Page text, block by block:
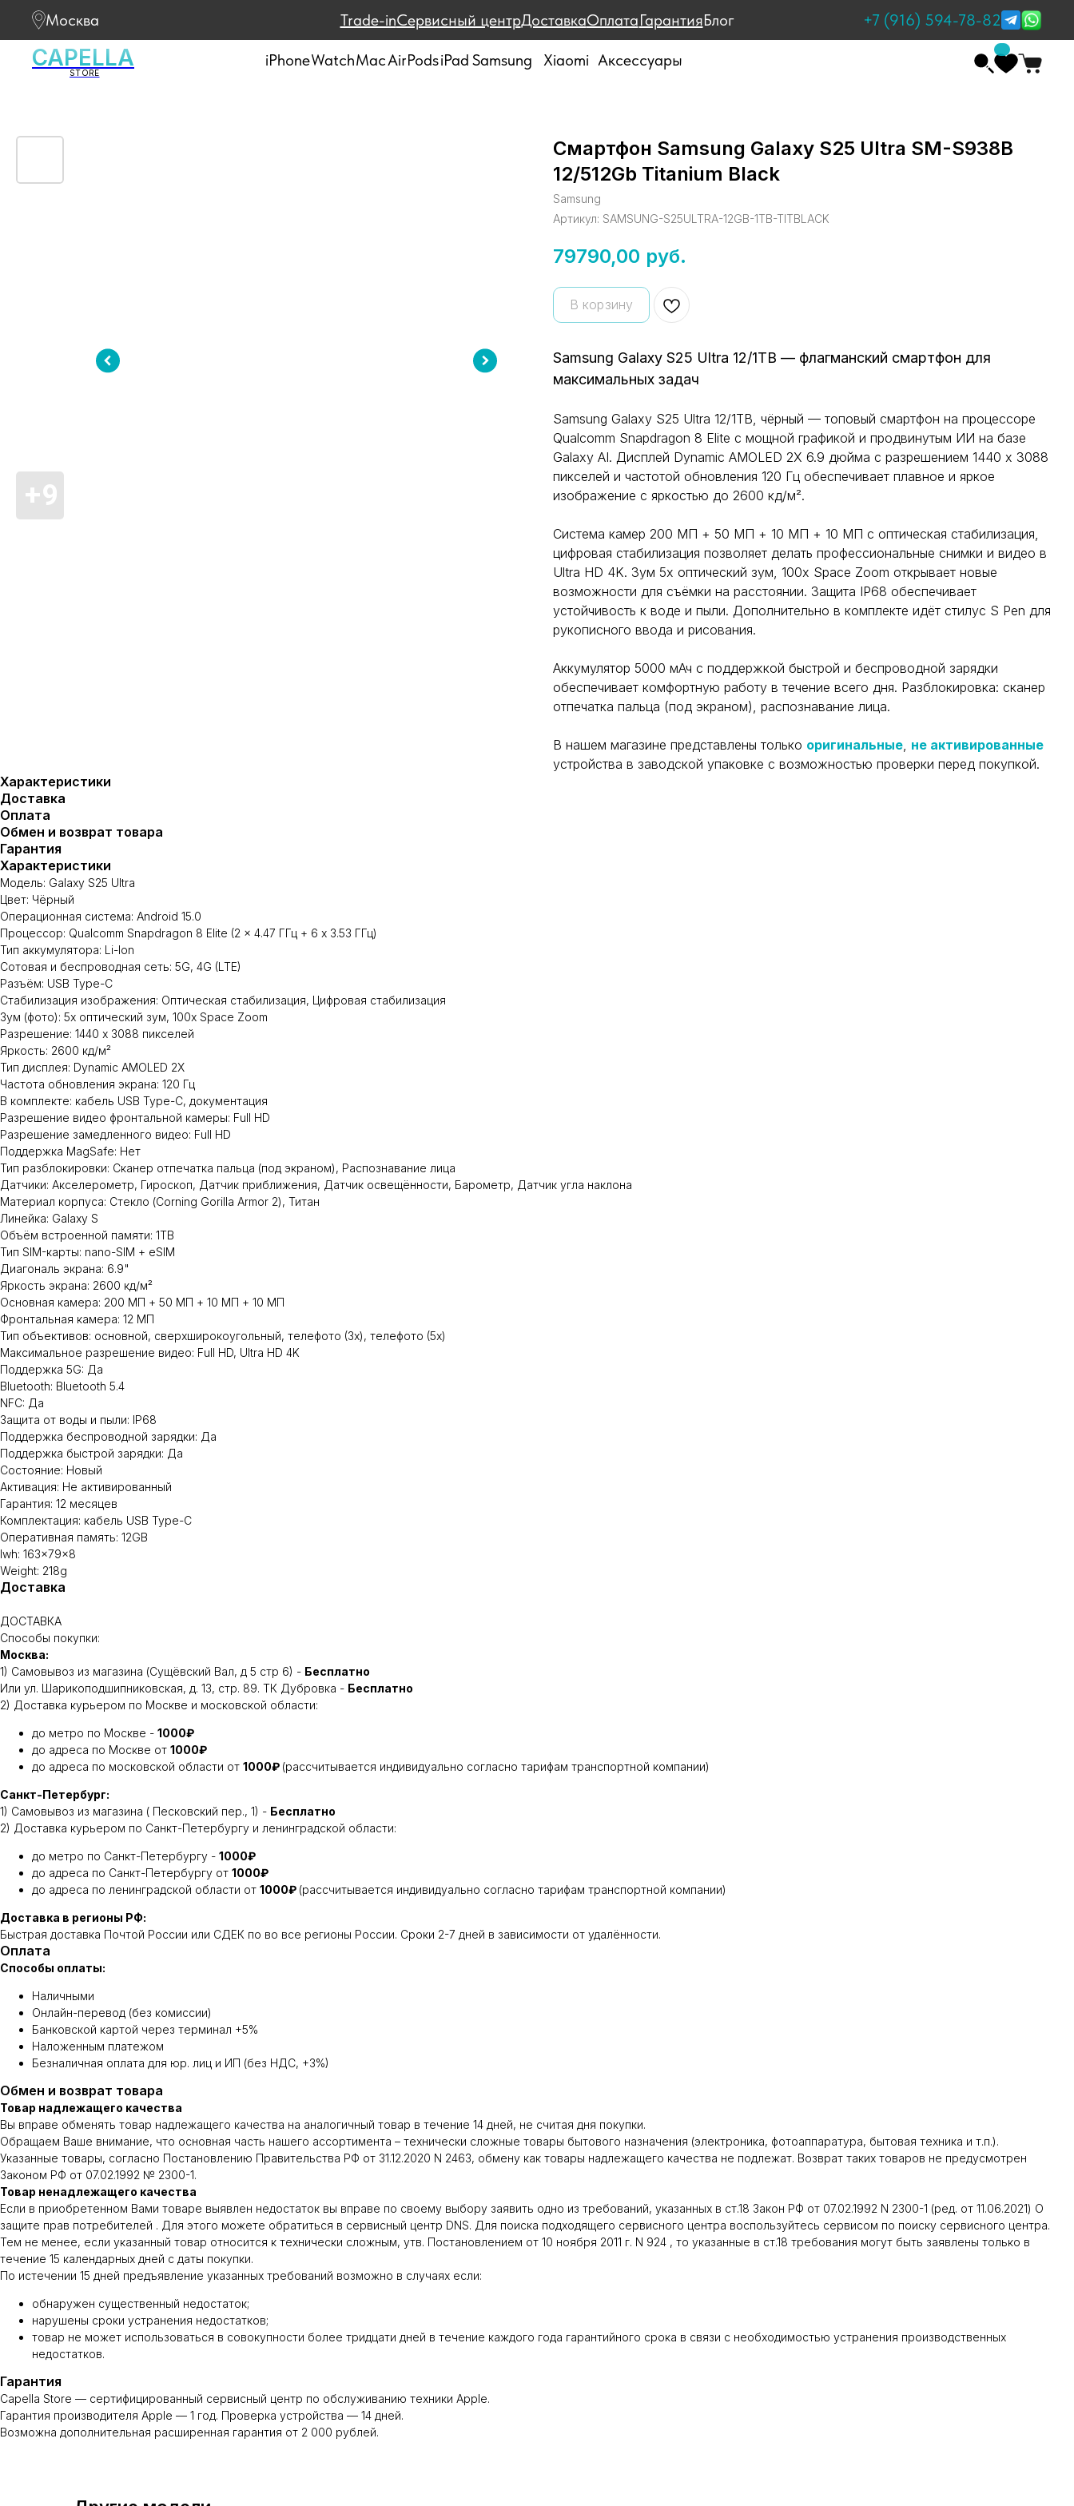
Москва Trade-inСервисный центрДоставкаОплатаГарантияБлог +7 (916) 594-78-82
CAPELLA
STORE
iPhoneWatchMacAirPodsiPad Samsung Xiaomi Аксессуары
Смартфон Samsung Galaxy S25 Ultra SM-S938B
12/512Gb Titanium Black
Samsung
Артикул: SAMSUNG-S25ULTRA-12GB-1TB-TITBLACK
79790,00 руб.
В корзину
Samsung Galaxy S25 Ultra 12/1TB — флагманский смартфон для
максимальных задач
Samsung Galaxy S25 Ultra 12/1TB, чёрный — топовый смартфон на процессоре
Qualcomm Snapdragon 8 Elite с мощной графикой и продвинутым ИИ на базе
Galaxy AI. Дисплей Dynamic AMOLED 2X 6.9 дюйма с разрешением 1440 x 3088
пикселей и частотой обновления 120 Гц обеспечивает плавное и яркое
изображение с яркостью до 2600 кд/м².
Система камер 200 МП + 50 МП + 10 МП + 10 МП с оптическая стабилизация,
цифровая стабилизация позволяет делать профессиональные снимки и видео в
Ultra HD 4K. Зум 5x оптический зум, 100x Space Zoom открывает новые
возможности для съёмки на расстоянии. Защита IP68 обеспечивает
устойчивость к воде и пыли. Дополнительно в комплекте идёт стилус S Pen для
рукописного ввода и рисования.
Аккумулятор 5000 мАч с поддержкой быстрой и беспроводной зарядки
обеспечивает комфортную работу в течение всего дня. Разблокировка: сканер
отпечатка пальца (под экраном), распознавание лица.
В нашем магазине представлены только оригинальные, не активированные
устройства в заводской упаковке с возможностью проверки перед покупкой.
Характеристики
Доставка
Оплата
Обмен и возврат товара
Гарантия
Характеристики
Модель: Galaxy S25 Ultra
Цвет: Чёрный
Операционная система: Android 15.0
Процессор: Qualcomm Snapdragon 8 Elite (2 x 4.47 ГГц + 6 x 3.53 ГГц)
Тип аккумулятора: Li-Ion
Сотовая и беспроводная сеть: 5G, 4G (LTE)
Разъём: USB Type-C
Стабилизация изображения: Оптическая стабилизация, Цифровая стабилизация
Зум (фото): 5x оптический зум, 100x Space Zoom
Разрешение: 1440 x 3088 пикселей
Яркость: 2600 кд/м²
Тип дисплея: Dynamic AMOLED 2X
Частота обновления экрана: 120 Гц
В комплекте: кабель USB Type-C, документация
Разрешение видео фронтальной камеры: Full HD
Разрешение замедленного видео: Full HD
Поддержка MagSafe: Нет
Тип разблокировки: Сканер отпечатка пальца (под экраном), Распознавание лица
Датчики: Акселерометр, Гироскоп, Датчик приближения, Датчик освещённости, Барометр, Датчик угла наклона
Материал корпуса: Стекло (Corning Gorilla Armor 2), Титан
Линейка: Galaxy S
Объём встроенной памяти: 1TB
Тип SIM-карты: nano-SIM + eSIM
Диагональ экрана: 6.9"
Яркость экрана: 2600 кд/м²
Основная камера: 200 МП + 50 МП + 10 МП + 10 МП
Фронтальная камера: 12 МП
Тип объективов: основной, сверхширокоугольный, телефото (3x), телефото (5x)
Максимальное разрешение видео: Full HD, Ultra HD 4K
Поддержка 5G: Да
Bluetooth: Bluetooth 5.4
NFC: Да
Защита от воды и пыли: IP68
Поддержка беспроводной зарядки: Да
Поддержка быстрой зарядки: Да
Состояние: Новый
Активация: Не активированный
Гарантия: 12 месяцев
Комплектация: кабель USB Type-C
Оперативная память: 12GB
lwh: 163x79x8
Weight: 218g
Доставка
ДОСТАВКА
Способы покупки:
Москва:
1) Самовывоз из магазина (Сущёвский Вал, д 5 стр 6) - Бесплатно
Или ул. Шарикоподшипниковская, д. 13, стр. 89. ТК Дубровка - Бесплатно
2) Доставка курьером по Москве и московской области:
до метро по Москве - 1000₽
до адреса по Москве от 1000₽
до адреса по московской области от 1000₽ (рассчитывается индивидуально согласно тарифам транспортной компании)
Санкт-Петербург:
1) Самовывоз из магазина ( Песковский пер., 1) - Бесплатно
2) Доставка курьером по Санкт-Петербургу и ленинградской области:
до метро по Санкт-Петербургу - 1000₽
до адреса по Санкт-Петербургу от 1000₽
до адреса по ленинградской области от 1000₽ (рассчитывается индивидуально согласно тарифам транспортной компании)
Доставка в регионы РФ:
Быстрая доставка Почтой России или СДЕК по во все регионы России. Сроки 2-7 дней в зависимости от удалённости.
Оплата
Способы оплаты:
Наличными
Онлайн-перевод (без комиссии)
Банковской картой через терминал +5%
Наложенным платежом
Безналичная оплата для юр. лиц и ИП (без НДС, +3%)
Обмен и возврат товара
Товар надлежащего качества
Вы вправе обменять товар надлежащего качества на аналогичный товар в течение 14 дней, не считая дня покупки.
Обращаем Ваше внимание, что основная часть нашего ассортимента – технически сложные товары бытового назначения (электроника, фотоаппаратура, бытовая техника и т.п.).
Указанные товары, согласно Постановлению Правительства РФ от 31.12.2020 N 2463, обмену как товары надлежащего качества не подлежат. Возврат таких товаров не предусмотрен
Законом РФ от 07.02.1992 № 2300-1.
Товар ненадлежащего качества
Если в приобретенном Вами товаре выявлен недостаток вы вправе по своему выбору заявить одно из требований, указанных в ст.18 Закон РФ от 07.02.1992 N 2300-1 (ред. от 11.06.2021) О
защите прав потребителей . Для этого можете обратиться в сервисный центр DNS. Для поиска подходящего сервисного центра воспользуйтесь сервисом по поиску сервисного центра.
Тем не менее, если указанный товар относится к технически сложным, утв. Постановлением от 10 ноября 2011 г. N 924 , то указанные в ст.18 требования могут быть заявлены только в
течение 15 календарных дней с даты покупки.
По истечении 15 дней предъявление указанных требований возможно в случаях если:
обнаружен существенный недостаток;
нарушены сроки устранения недостатков;
товар не может использоваться в совокупности более тридцати дней в течение каждого года гарантийного срока в связи с необходимостью устранения производственных
недостатков.
Гарантия
Capella Store — сертифицированный сервисный центр по обслуживанию техники Apple.
Гарантия производителя Apple — 1 год. Проверка устройства — 14 дней.
Возможна дополнительная расширенная гарантия от 2 000 рублей.